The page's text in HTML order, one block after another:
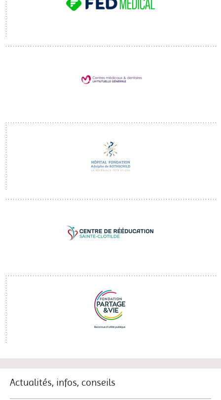
Actualités, infos, conseils